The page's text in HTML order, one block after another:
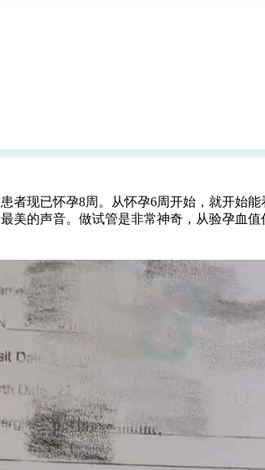
者现已怀孕8周。从怀孕6周开始，就开始
美的声音。做试管是非常神奇，从验孕血